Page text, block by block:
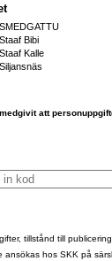
SMEDGATTU
Staaf Bibi
Staaf Kalle
Siljansnäs
att
tillstånd till
ansökas hos SKK på